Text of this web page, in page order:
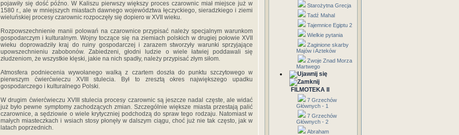
pojawiły się dość późno. W Kaliszu pierwszy większy proces czarownic miał miejsce już w
1580 r., ale w mniejszych miastach dawnego województwa łęczyckiego, sieradzkiego i ziemi
wieluńskiej procesy czarownic rozpoczęły się dopiero w XVII wieku.
Rozpowszechnienie manii polowań na czarownice przypisać należy specjalnym warunkom
gospodarczym i kulturalnym. Wojny toczące się na ziemiach polskich w drugiej połowie XVII
wieku doprowadziły kraj do ruiny gospodarczej i zarazem stworzyły warunki sprzyjające
upowszechnieniu zabobonów. Zabiedzeni, głodni ludzie o wiele łatwiej poddawali się
złudzeniom, że wszystkie klęski, jakie na nich spadły, należy przypisać złym siłom.
Atmosfera podniecenia wywołanego walką z czartem doszła do punktu szczytowego w
pierwszym ćwierćwieczu XVIII stulecia. Był to zresztą okres największego upadku
gospodarczego i kulturalnego Polski.
W drugim ćwierćwieczu XVIII stulecia procesy czarownic są jeszcze nadal częste, ale widać
już było pewne symptomy zachodzących zmian. Szczególnie większe miasta przestają palić
czarownice, a sędziowie o wiele krytyczniej podchodzą do spraw tego rodzaju. Natomiast w
małych miasteczkach i wsiach stosy płonęły w dalszym ciągu, choć już nie tak często, jak w
latach poprzednich.
Starożytna Grecja
Tadź Mahal
Tajemnice Egiptu 2
Wielkie pytania
Zaginione skarby
Majów i Azteków
Zwoje Znad Morza
Martwego
FILMOTEKA II
7 Grzechów
Głównych - 1
7 Grzechów
Głównych - 2
Abraham